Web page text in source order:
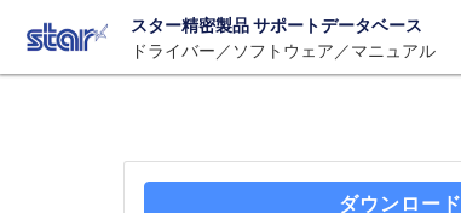
スター精密製品 サポートデータベース
ドライバー／ソフトウェア／マニュアル
ダウンロード